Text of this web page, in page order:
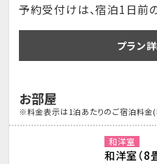
予約受付けは、宿泊1日前
プラン
お部屋
※料金表示は1泊あたりのご宿泊料金(
和洋室
和洋室（8